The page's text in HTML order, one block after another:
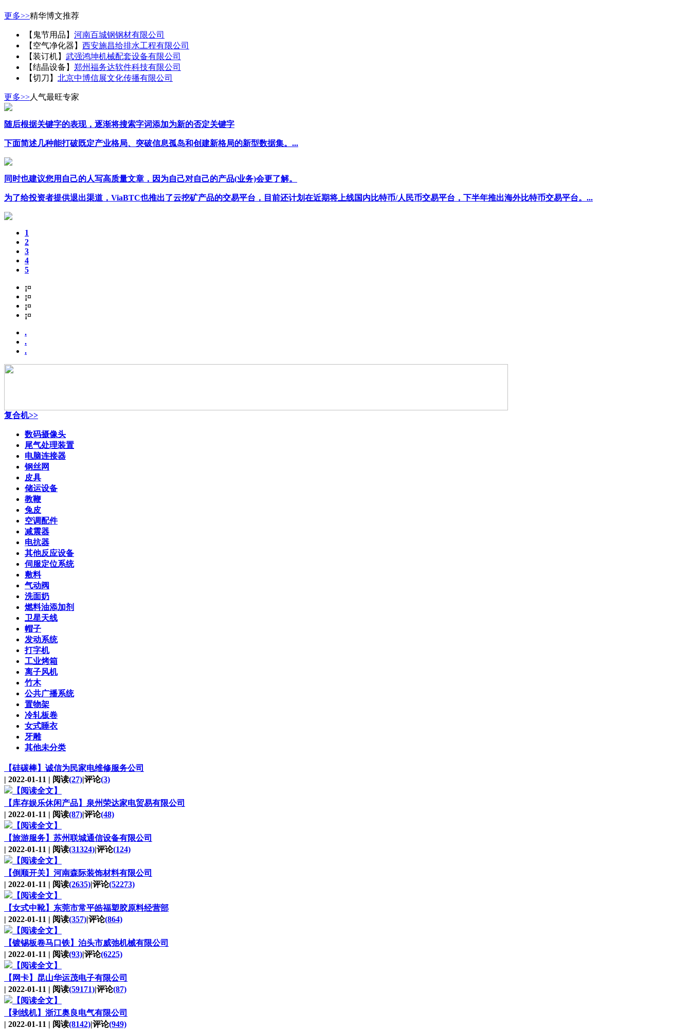
更多>>精华博文推荐
【鬼节用品】 河南百城钢钢材有限公司
【空气净化器】 西安施昌给排水工程有限公司
【装订机】 武强鸿坤机械配套设备有限公司
【结晶设备】 郑州福务达软件科技有限公司
【切刀】 北京中博信展文化传播有限公司
更多>>人气最旺专家
随后根据关键字的表现，逐渐将搜索字词添加为新的否定关键字
下面简述几种能打破既定产业格局、突破信息孤岛和创建新格局的新型数据集。...
同时也建议您用自己的人写高质量文章，因为自己对自己的产品(业务)会更了解。
为了给投资者提供退出渠道，ViaBTC也推出了云挖矿产品的交易平台，目前还计划在近期将上线国内比特币/人民币交易平台，下半年推出海外比特币交易平台。...
1
2
3
4
5
¡¤
¡¤
¡¤
¡¤
.
.
.
复合机>>
数码摄像头
尾气处理装置
电脑连接器
钢丝网
皮具
储运设备
教鞭
兔皮
空调配件
减震器
电抗器
其他反应设备
伺服定位系统
敷料
气动阀
洗面奶
燃料油添加剂
卫星天线
帽子
发动系统
打字机
工业烤箱
离子风机
竹木
公共广播系统
置物架
冷轧板卷
女式睡衣
牙雕
其他未分类
【硅碳棒】 诚信为民家电维修服务公司
| 2022-01-11 | 阅读(27)|评论(3)
【阅读全文】
【库存娱乐休闲产品】 泉州荣达家电贸易有限公司
| 2022-01-11 | 阅读(87)|评论(48)
【阅读全文】
【旅游服务】 苏州联城通信设备有限公司
| 2022-01-11 | 阅读(31324)|评论(124)
【阅读全文】
【倒顺开关】 河南森际装饰材料有限公司
| 2022-01-11 | 阅读(2635)|评论(52273)
【阅读全文】
【女式中靴】 东莞市常平皓福塑胶原料经营部
| 2022-01-11 | 阅读(357)|评论(864)
【阅读全文】
【镀锡板卷马口铁】 泊头市威弛机械有限公司
| 2022-01-11 | 阅读(93)|评论(6225)
【阅读全文】
【网卡】 昆山华运茂电子有限公司
| 2022-01-11 | 阅读(59171)|评论(87)
【阅读全文】
【剥线机】 浙江奥良电气有限公司
| 2022-01-11 | 阅读(8142)|评论(949)